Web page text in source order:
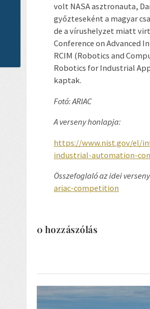
volt NASA asztronauta,
győzteseként a magyar
de a vírushelyzet miatt
Conference on Advanced
RCIM (Robotics and
Robotics for Industrial
kaptak.
Fotó: ARIAC
A verseny honlapja:
https://www.nist.gov/el/
industrial-automation-
Összefoglaló az idei
ariac-competition
0 hozzászólás